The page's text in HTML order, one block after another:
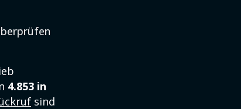
4.853 in
sind